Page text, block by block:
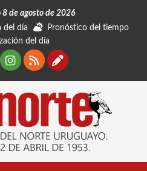
8 de agosto de 2026
del día
Pronóstico del tiempo
del día
Instagram
RSSContáctanos